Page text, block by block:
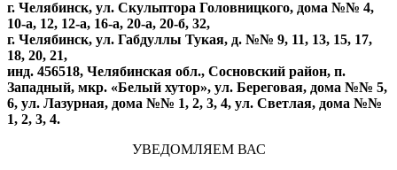
г. Челябинск, ул. Скульптора Головницкого, дома №№ 4,
10-а, 12, 12-а, 16-а, 20-а, 20-б, 32,
г. Челябинск, ул. Габдуллы Тукая, д. №№ 9, 11, 13, 15, 17,
18, 20, 21,
инд. 456518, Челябинская обл., Сосновский район, п.
Западный, мкр. «Белый хутор», ул. Береговая, дома №№ 5,
6, ул. Лазурная, дома №№ 1, 2, 3, 4, ул. Светлая, дома №№
1, 2, 3, 4.
УВЕДОМЛЯЕМ ВАС